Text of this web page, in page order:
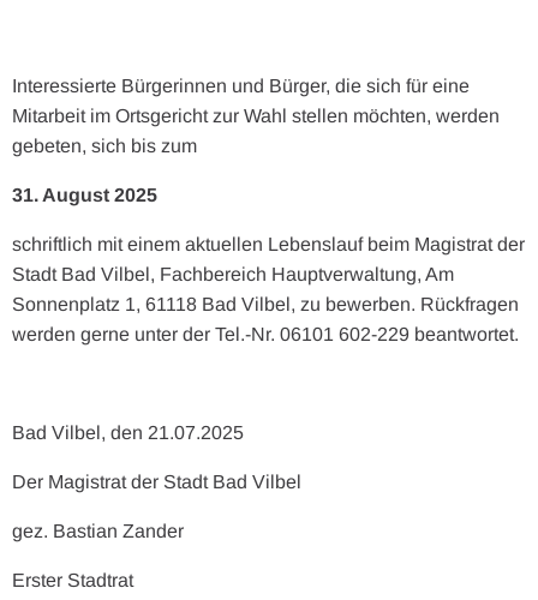
Interessierte Bürgerinnen und Bürger, die sich für eine
Mitarbeit im Ortsgericht zur Wahl stellen möchten, werden
gebeten, sich bis zum
31. August 2025
schriftlich mit einem aktuellen Lebenslauf beim Magistrat der
Stadt Bad Vilbel, Fachbereich Hauptverwaltung, Am
Sonnenplatz 1, 61118 Bad Vilbel, zu bewerben. Rückfragen
werden gerne unter der Tel.-Nr. 06101 602-229 beantwortet.
Bad Vilbel, den 21.07.2025
Der Magistrat der Stadt Bad Vilbel
gez. Bastian Zander
Erster Stadtrat